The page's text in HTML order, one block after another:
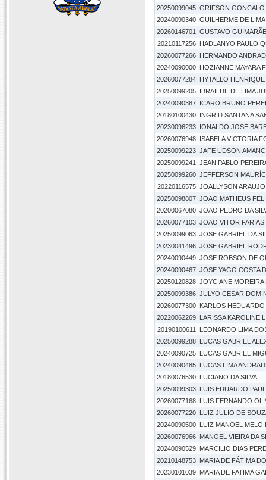
20250099045 GRIFSON GONCALO
20240090340 GUILHERME DE
20260146701
GUSTAVO
20210117256
HADLANYO PAULO
20260077266 HERMANDO
20240090000 HOZIANNE MAYARA
20260077284 HYTALLO HENRIQUE
20250099205 IBRAILDE DE LIMA
20240090387 ICARO BRUNO
20180100430 INGRID SANTANA
20230096233 IONALDO JOSÉ
20260076948 ISABELA VICTORIA
20250099223 JAFE UDSON
20250099241
JEAN PABLO
20250099260 JEFFERSON
20220116575 JOALLYSON ARAUJO
20250098807 JOAO MATHEUS
20200067080 JOAO PEDRO DA
20260077103 JOAO VITOR FARIAS
20250099063 JOSE GABRIEL DA
20230041496 JOSE GABRIEL
20240090449 JOSE ROBSON DE
20240090467 JOSE YAGO COSTA
20250120828 JOYCIANE MOREIRA
20250099386 JULYO CESAR
20260077300 KARLOS
20220062269 LARISSA KAROLINE
20190100611
LEONARDO LIMA
20250099288 LUCAS GABRIEL
20240090725 LUCAS GABRIEL
20240090485 LUCAS LIMA
20180076530 LUCIANO DA SILVA
20250099303 LUIS EDUARDO
20260077168 LUIS FERNANDO
20260077220 LUIZ JULIO DE
20240090500 LUIZ MANOEL MELO
20260076966 MANOEL VIEIRA DA
20240090529 MARCILIO DIAS
20210148753 MARIA DE FÁTIMA
20230101039 MARIA DE FATIMA